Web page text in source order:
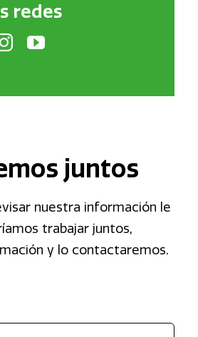
redes
juntos
nuestra información le
trabajar juntos,
y lo contactaremos.